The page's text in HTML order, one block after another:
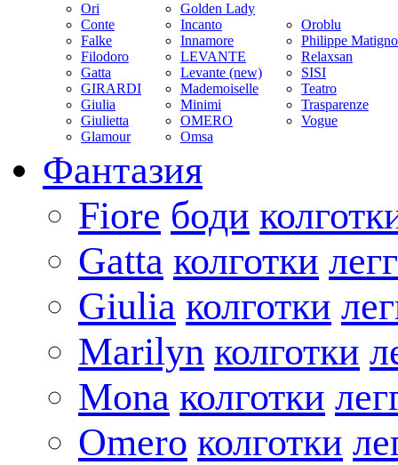
Ori
Conte
Falke
Filodoro
Gatta
GIRARDI
Giulia
Giulietta
Glamour
Golden Lady
Incanto
Innamore
LEVANTE
Levante (new)
Mademoiselle
Minimi
OMERO
Omsa
Oroblu
Philippe
Relaxsan
SISI
Teatro
Trasparenze
Vogue
Фантазия
Fiore боди
Gatta колготки
Giulia колготки
Marilyn колготки
Mona колготки
Omero колготки